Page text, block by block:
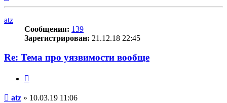
atz
Сообщения: 139
Зарегистрирован: 21.12.18 22:45
Re: Тема про уязвимости вообще
Сообщение
atz » 10.03.19 11:06